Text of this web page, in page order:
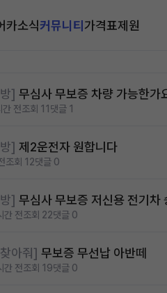
카소식커뮤니티가격표제원
] 무심사 무보증 차량 가능한가
간 전조회 11 댓글 1
] 제2운전자 원합니다
조회 12댓글 0
] 무심사 무보증 저신용 전기차
간 전조회 22댓글 0
아줘] 무보증 무선납 아반떼
간 전조회 19댓글 0